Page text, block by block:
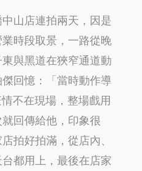
山店連拍兩天，因是
時段取景，一路從晚
與黑道在狹窄通道動
回憶：「當時動作導
不在現場，整場戲用
回傳給他，印象很
拍好拍滿，從店內、
都用上，最後在店家